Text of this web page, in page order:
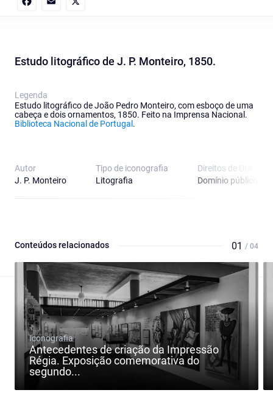
Estudo litográfico de J. P. Monteiro, 1850.
Legenda
Estudo litográfico de João Pedro Monteiro, com esboço de uma
cabeça e dois ornamentos, 1850. Feito na Imprensa Nacional.
Biblioteca Nacional de Portugal .
Autor
J. P. Monteiro
Tipo de iconografia
Litografia
Direitos de
Domínio público
Conteúdos relacionados 01 / 04
Iconografia
Antecedentes de criação da Impressão
Régia. Exposição comemorativa do
segundo...